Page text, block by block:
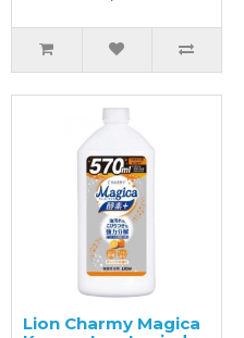
Lion Charmy Magica